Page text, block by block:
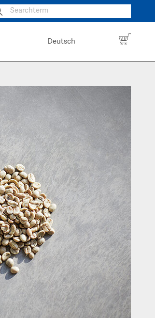
Deutsch